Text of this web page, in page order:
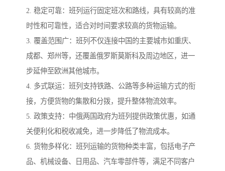
2. 稳定可靠：班列运行固定班次和路线，具有较高的准
时性和可靠性，适合对时间要求较高的货物运输。
3. 覆盖范围广：班列不仅连接中国的主要城市如重庆、
成都、郑州等，还覆盖俄罗斯莫斯科及周边地区，进一
步延伸至欧洲其他城市。
4. 多式联运：班列支持铁路、公路等多种运输方式的衔
接，方便货物的集散和分拨，提升整体物流效率。
5. 政策支持：中俄两国政府为班列提供政策优惠，如通
关便利化和税收减免，进一步降低了物流成本。
6. 货物多样化：班列运输的货物种类丰富，包括电子产
品、机械设备、日用品、汽车零部件等，满足不同客户